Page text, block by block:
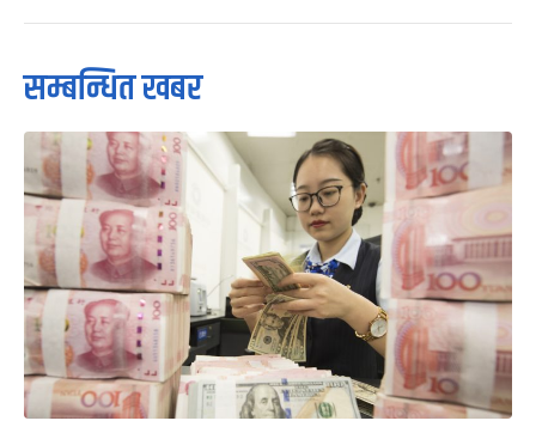
सम्बन्धित खबर